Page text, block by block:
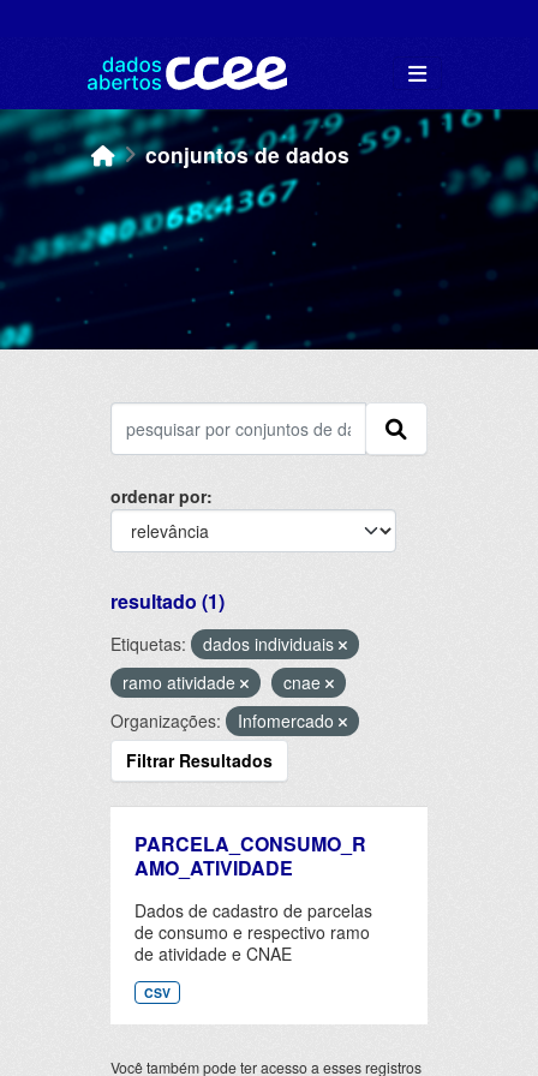
conjuntos de dados
ordenar por
resultado (1)
Etiquetas:
dados individuais
ramo atividade
cnae
Organizações:
Infomercado
Filtrar Resultados
PARCELA_CONSUMO_R
AMO_ATIVIDADE
Dados de cadastro de parcelas
de consumo e respectivo ramo
de atividade e CNAE
CSV
Você também pode ter acesso a esses registros